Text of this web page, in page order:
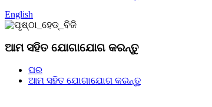
English
ଆମ ସହିତ ଯୋଗାଯୋଗ କରନ୍ତୁ
ଘର
ଆମ ସହିତ ଯୋଗାଯୋଗ କରନ୍ତୁ